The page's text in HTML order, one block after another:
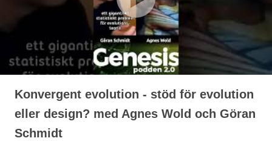
Konvergent evolution - stöd för evolution
eller design? med Agnes Wold och Göran
Schmidt